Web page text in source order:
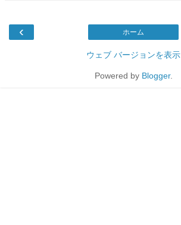
‹ ホーム
ウェブ バージョンを表示
Powered by Blogger.